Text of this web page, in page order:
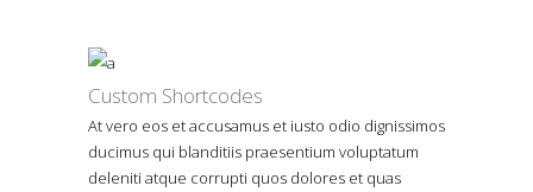
Custom Shortcodes
At vero eos et accusamus et iusto odio dignissimos
ducimus qui blanditiis praesentium voluptatum
deleniti atque corrupti quos dolores et quas